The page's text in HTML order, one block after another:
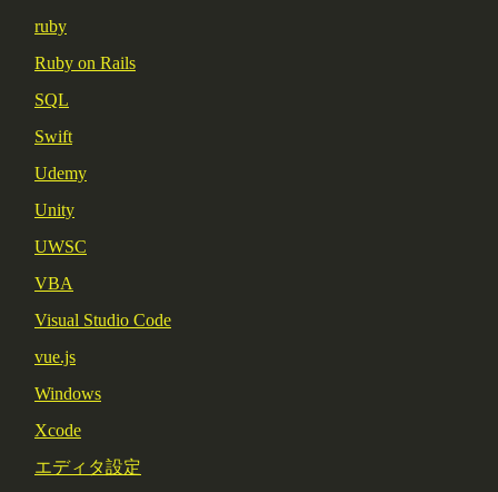
ruby
Ruby on Rails
SQL
Swift
Udemy
Unity
UWSC
VBA
Visual Studio Code
vue.js
Windows
Xcode
エディタ設定